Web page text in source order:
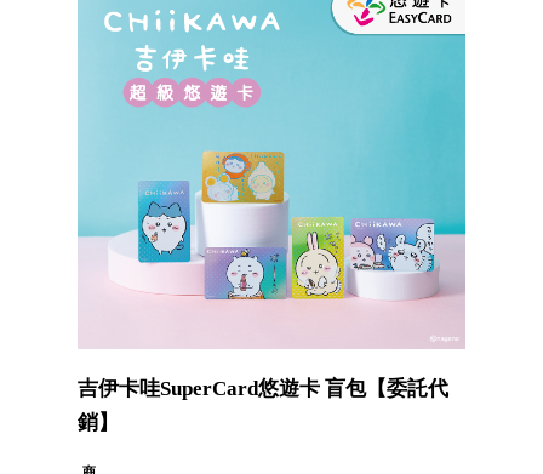
吉伊卡哇SuperCard悠遊卡 盲包【委託代
銷】